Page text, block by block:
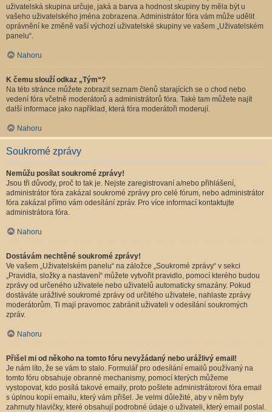
uživatelská skupina určuje, jaká a barva a hodnost skupiny by měla být u
vašeho uživatelského jména zobrazena. Administrátor fóra vám může udělit
oprávnění ke změně vaší výchozí uživatelské skupiny ve vašem „Uživatelském
panelu“.
Nahoru
K čemu slouží odkaz „Tým“?
Na této stránce můžete zobrazit seznam členů starajících se o chod nebo
vedení fóra včetně moderátorů a administrátorů fóra. Také tam můžete najít
další informace jako například, která fóra moderátoři moderují.
Nahoru
Soukromé zprávy
Nemůžu posílat soukromé zprávy!
Jsou tři důvody, proč to tak je. Nejste zaregistrovaní a/nebo přihlášení,
administrátor fóra zakázal soukromé zprávy pro celé fórum, nebo administrátor
fóra zakázal přímo vám odesílání zpráv. Pro více informací kontaktujte
administrátora fóra.
Nahoru
Dostávám nechtěné soukromé zprávy!
Ve vašem „Uživatelském panelu“ na záložce „Soukromé zprávy“ v sekci
„Pravidla, složky a nastavení“ můžete vytvořit pravidlo, pomocí kterého budou
zprávy od určeného uživatele nebo uživatelů automaticky smazány. Pokud
dostáváte urážlivé soukromé zprávy od určitého uživatele, nahlaste zprávy
moderátorům. Ti mají pravomoc zabránit uživateli v odesílání soukromých
zpráv.
Nahoru
Přišel mi od někoho na tomto fóru nevyžádaný nebo urážlivý email!
Je nám líto, že se vám to stalo. Formulář pro odesílání emailů používaný na
tomto fóru obsahuje obranné mechanismy, pomocí kterých můžeme
vystopovat, kdo posílá takové emaily, proto pošlete administrátorovi fóra email
s úplnou kopií emailu, který vám přišel. Je velmi důležité, aby v něm byly
zahrnuty hlavičky, které obsahují podrobné údaje o uživateli, který email poslal.